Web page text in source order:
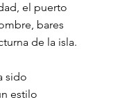
el puerto
bares
de la isla.
sido
estilo